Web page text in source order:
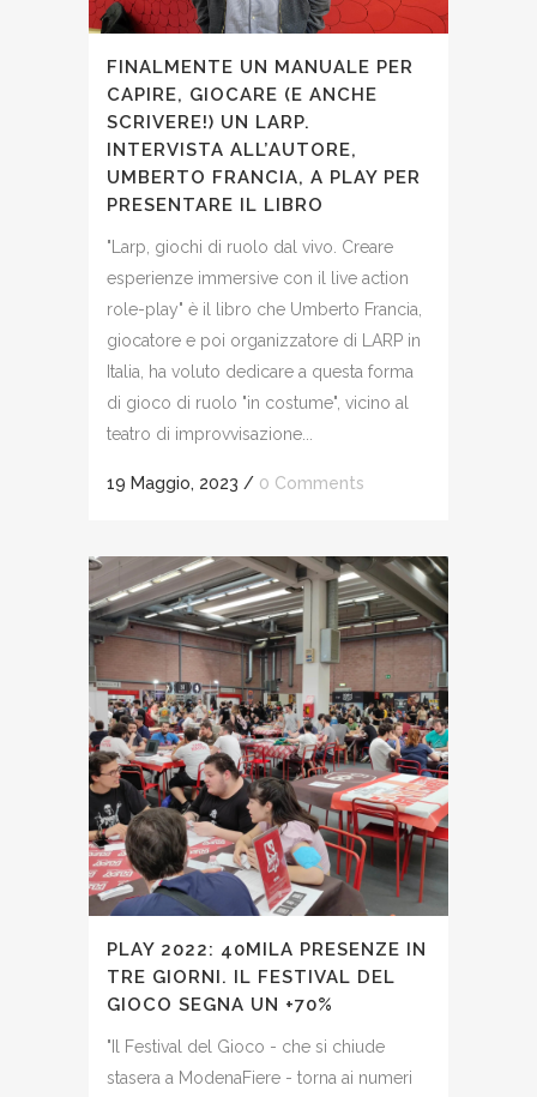
FINALMENTE UN MANUALE PER
CAPIRE, GIOCARE (E ANCHE
SCRIVERE!) UN LARP.
INTERVISTA ALL’AUTORE,
UMBERTO FRANCIA, A PLAY PER
PRESENTARE IL LIBRO
"Larp, giochi di ruolo dal vivo. Creare
esperienze immersive con il live action
role-play" è il libro che Umberto Francia,
giocatore e poi organizzatore di LARP in
Italia, ha voluto dedicare a questa forma
di gioco di ruolo "in costume", vicino al
teatro di improvvisazione...
19 Maggio, 2023 / 0 Comments
PLAY 2022: 40MILA PRESENZE IN
TRE GIORNI. IL FESTIVAL DEL
GIOCO SEGNA UN +70%
"Il Festival del Gioco - che si chiude
stasera a ModenaFiere - torna ai numeri